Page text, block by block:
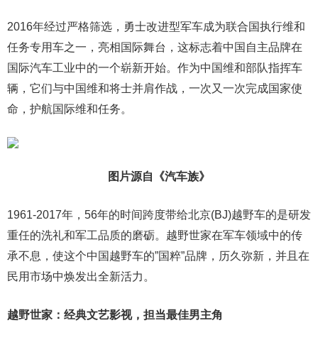
2016年经过严格筛选，勇士改进型军车成为联合国执行维和
任务专用车之一，亮相国际舞台，这标志着中国自主品牌在
国际汽车工业中的一个崭新开始。作为中国维和部队指挥车
辆，它们与中国维和将士并肩作战，一次又一次完成国家使
命，护航国际维和任务。
图片源自《汽车族》
1961-2017年，56年的时间跨度带给北京(BJ)越野车的是研发
重任的洗礼和军工品质的磨砺。越野世家在军车领域中的传
承不息，使这个中国越野车的”国粹”品牌，历久弥新，并且在
民用市场中焕发出全新活力。
越野世家：经典文艺影视，担当最佳男主角